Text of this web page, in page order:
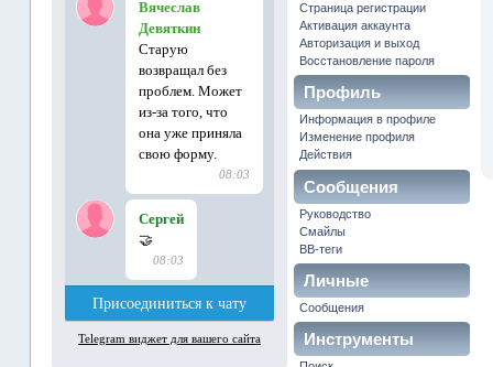
Страница регистрации
Активация аккаунта
Авторизация и выход
Восстановление пароля
Профиль
Информация в профиле
Изменение профиля
Действия
Сообщения
Руководство
Смайлы
BB-теги
Личные
сообщения
Сообщения
Инструменты